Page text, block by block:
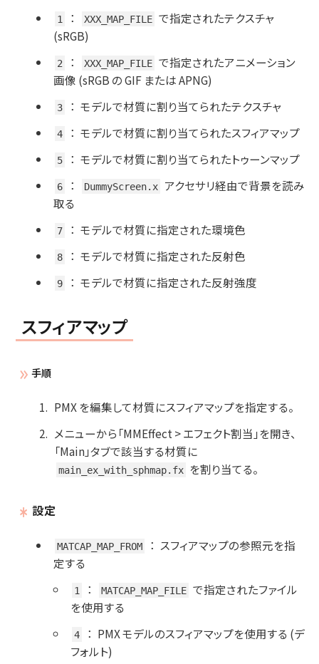
1 ： XXX_MAP_FILE で指定されたテクスチャ
(sRGB)
2 ： XXX_MAP_FILE で指定されたアニメーション
画像 (sRGB の GIF または APNG)
3 ： モデルで材質に割り当てられたテクスチャ
4 ： モデルで材質に割り当てられたスフィアマップ
5 ： モデルで材質に割り当てられたトゥーンマップ
6 ： DummyScreen.x
アクセサリ経由で背景を読み
取る
7 ： モデルで材質に指定された環境色
8 ： モデルで材質に指定された反射色
9 ： モデルで材質に指定された反射強度
スフィアマップ
手順
PMX を編集して材質にスフィアマップを指定する。
メニューから「MMEffect > エフェクト割当」を開き、
「Main」タブで該当する材質に
main_ex_with_sphmap.fx を割り当てる。
設定
MATCAP_MAP_FROM ： スフィアマップの参照元を指
定する
1 ： MATCAP_MAP_FILE で指定されたファイル
を使用する
4 ： PMX モデルのスフィアマップを使用する (デ
フォルト)